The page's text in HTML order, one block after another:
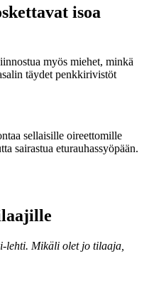
isoa
myös miehet, minkä
täydet penkkirivistöt
sellaisille oireettomille
sairastua eturauhassyöpään.
lehti. Mikäli olet jo tilaaja,